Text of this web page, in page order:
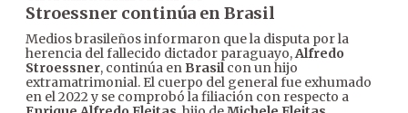
Stroessner continúa en Brasil
Medios brasileños informaron que la disputa por la
herencia del fallecido dictador paraguayo,Alfredo
Stroessner, continúa en Brasilcon un hijo
extramatrimonial. El cuerpo del general fue exhumado
en el 2022 y se comprobó la filiación con respecto a